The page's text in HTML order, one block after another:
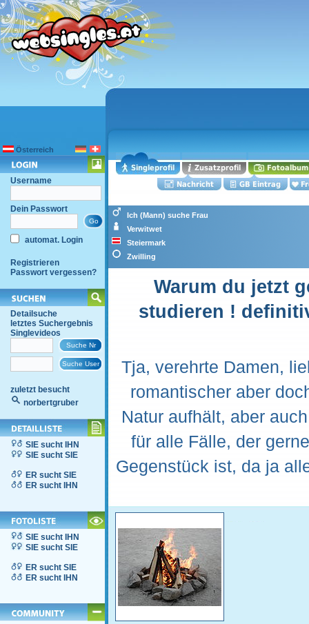
Österreich
Username
Dein Passwort
automat. Login
Registrieren
Passwort vergessen?
Detailsuche
letztes Suchergebnis
Singlevideos
zuletzt besucht
norbertgruber
SIE sucht IHN
SIE sucht SIE
ER sucht SIE
ER sucht IHN
SIE sucht IHN
SIE sucht SIE
ER sucht SIE
ER sucht IHN
Ich (Mann) suche Frau
Verwitwet
Steiermark
Zwilling
Warum du jetzt
studieren !
Tja, verehrte Damen,
romantischer aber
Natur aufhält, aber
für alle Fälle, der
Gegenstück ist, da ja